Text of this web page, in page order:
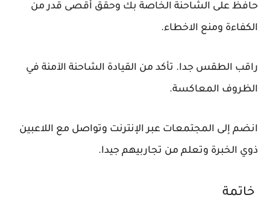
حافظ على الشاحنة الخاصة بك وحقق أقصى قدر من
الكفاءة ومنع الاخطاء.
راقب الطقس جدا. تأكد من القيادة الشاحنة الآمنة في
الظروف المعاكسة.
انضم إلى المجتمعات عبر الإنترنت وتواصل مع اللاعبين
ذوي الخبرة وتعلم من تجاربيهم جيدا.
خاتمة